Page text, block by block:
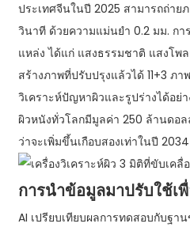
ประเทศจีนในปี 2025 สามารถถ่าย
วินาที ด้วยความแม่นยำ 0.2 มม. กา
แหล่ง ได้แก่ แสงธรรมชาติ แสงโพ
สร้างภาพที่ปรับปรุงแล้วได้ 11+3 ภ
วิเคราะห์ปัญหาผิวและรูปร่างได้อย่
ผิวหนังทั่วโลกมีมูลค่า 250 ล้านดอ
ว่าจะเพิ่มขึ้นเกือบสองเท่าในปี 2034
การนำข้อมูลมาปรับใช้เ
AI เปรียบเทียบผลการทดสอบกับฐา